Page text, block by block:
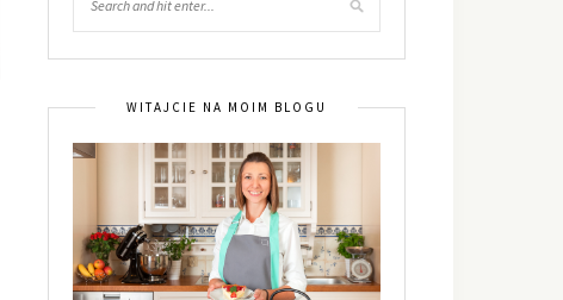
WITAJCIE NA MOIM BLOGU